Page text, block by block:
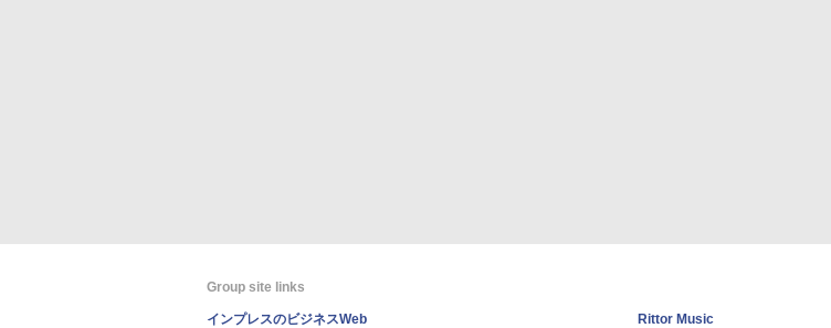
Group site links
インプレスのビジネスWeb
Rittor Music